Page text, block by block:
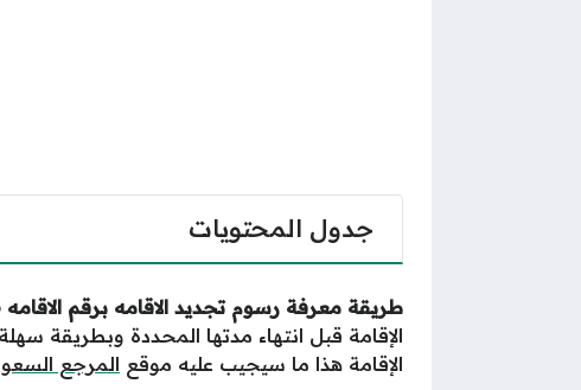
جدول المحتويات
طريقة معرفة رسوم تجديد الاقامه برقم الاقامه 1446
الإقامة قبل انتهاء مدتها المحددة وبطريقة
الإقامة هذا ما سيجيب عليه موقع المرجع